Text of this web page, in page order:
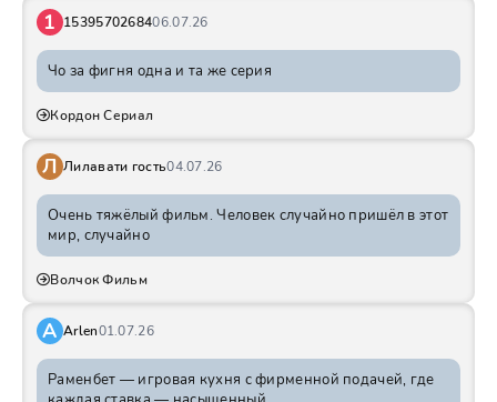
1 1539570268406.07.26
Чо за фигня одна и та же серия
Кордон Сериал
Л Лилавати гость04.07.26
Очень тяжёлый фильм. Человек случайно пришёл в этот
мир, случайно
Волчок Фильм
A Arlen01.07.26
Раменбет — игровая кухня с фирменной подачей, где